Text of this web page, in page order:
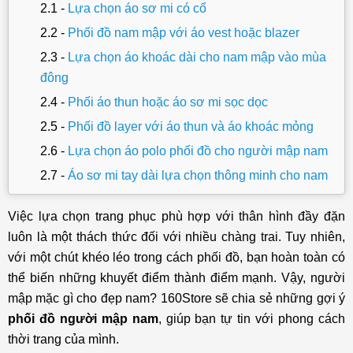
Việc lựa chọn trang phục phù hợp với thân hình đầy đặn
luôn là một thách thức đối với nhiều chàng trai. Tuy nhiên,
với một chút khéo léo trong cách phối đồ, bạn hoàn toàn có
thể biến những khuyết điểm thành điểm mạnh. Vậy, người
mập mặc gì cho đẹp nam? 160Store sẽ chia sẻ những gợi ý
phối đồ người mập nam, giúp bạn tự tin với phong cách
thời trang của mình.
Lựa chọn áo sơ mi có cổ
Phối đồ nam mập với áo vest hoặc blazer
Lựa chọn áo khoác dài cho nam mập vào mùa
đông
Phối áo thun hoặc áo sơ mi sọc dọc
Phối đồ layer với áo thun và áo khoác mỏng
Lựa chọn áo polo phối đồ cho người mập nam
Áo sơ mi tay dài lựa chọn thông minh cho nam
mập
Chọn quần chinos hoặc jeans màu tối
Chọn quần ống suông rộng cho nam mập
Nên tránh những trang phục có quá nhiều họa
Giới thiệu shop thời trang nam đáp ứng mọi vóc
dáng